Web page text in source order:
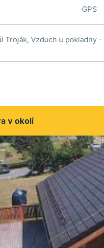
GPS
Troják, Vzduch u pokladny
v okolí